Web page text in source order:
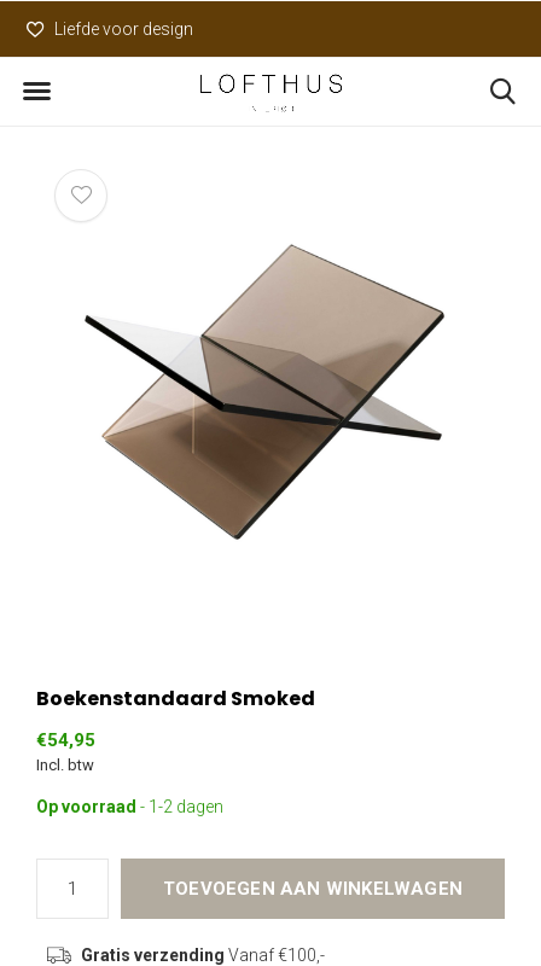
Liefde voor design
Boekenstandaard Smoked
€54,95
Incl. btw
Op voorraad - 1-2 dagen
TOEVOEGEN AAN WINKELWAGEN
Gratis verzending Vanaf €100,-